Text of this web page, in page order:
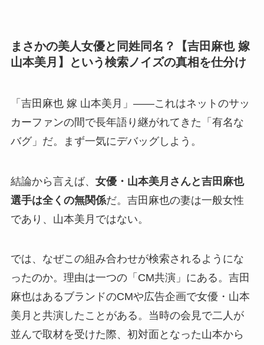
まさかの美人女優と同姓同名？【吉田麻也 嫁
山本美月】という検索ノイズの真相を仕分け
「吉田麻也 嫁 山本美月」——これはネットのサッ
カーファンの間で長年語り継がれてきた「有名な
バグ」だ。まず一気にデバッグしよう。
結論から言えば、 女優・山本美月さんと吉田麻也
選手は全くの無関係だ。吉田麻也の妻は一般女性
であり、山本美月ではない。
では、なぜこの組み合わせが検索されるようにな
ったのか。理由は一つの「CM共演」にある。吉田
麻也はあるブランドのCMや広告企画で女優・山本
美月と共演したことがある。当時の会見で二人が
並んで取材を受けた際、初対面となった山本から